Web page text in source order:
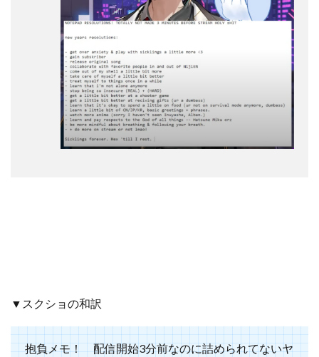
▼スクショの和訳
抱負メモ！ 配信開始3分前なのに詰められてないヤ